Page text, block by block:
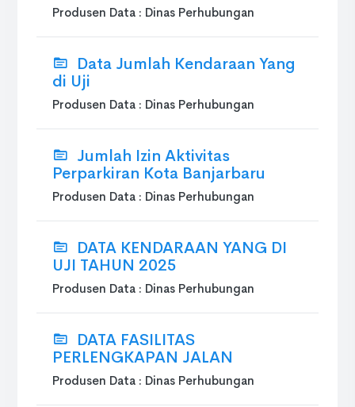
Produsen Data : Dinas Perhubungan
Data Jumlah Kendaraan Yang
di Uji
Produsen Data : Dinas Perhubungan
Jumlah Izin Aktivitas
Perparkiran Kota Banjarbaru
Produsen Data : Dinas Perhubungan
DATA KENDARAAN YANG DI
UJI TAHUN 2025
Produsen Data : Dinas Perhubungan
DATA FASILITAS
PERLENGKAPAN JALAN
Produsen Data : Dinas Perhubungan